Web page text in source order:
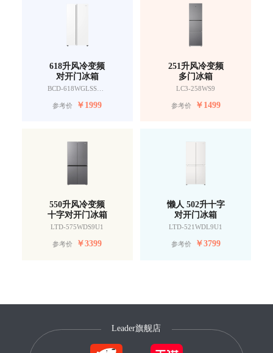
618升风冷变频
对开门冰箱
BCD-618WGLSSEDW9
参考价 ￥1999
251升风冷变频
多门冰箱
LC3-258WS9
参考价 ￥1499
550升风冷变频
十字对开门冰箱
LTD-575WDS9U1
参考价 ￥3399
懒人 502升十字
对开门冰箱
LTD-521WDL9U1
参考价 ￥3799
Leader旗舰店